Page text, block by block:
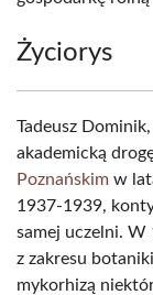
Życiorys
Tadeusz
akademicką
Poznańskim w
1937-1939,
samej uczelni. W
z zakresu
mykorhizą